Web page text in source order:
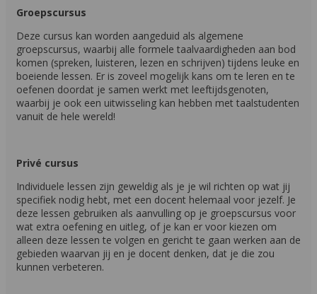
Groepscursus
Deze cursus kan worden aangeduid als algemene
groepscursus, waarbij alle formele taalvaardigheden aan bod
komen (spreken, luisteren, lezen en schrijven) tijdens leuke en
boeiende lessen. Er is zoveel mogelijk kans om te leren en te
oefenen doordat je samen werkt met leeftijdsgenoten,
waarbij je ook een uitwisseling kan hebben met taalstudenten
vanuit de hele wereld!
Privé cursus
Individuele lessen zijn geweldig als je je wil richten op wat jij
specifiek nodig hebt, met een docent helemaal voor jezelf. Je
deze lessen gebruiken als aanvulling op je groepscursus voor
wat extra oefening en uitleg, of je kan er voor kiezen om
alleen deze lessen te volgen en gericht te gaan werken aan de
gebieden waarvan jij en je docent denken, dat je die zou
kunnen verbeteren.